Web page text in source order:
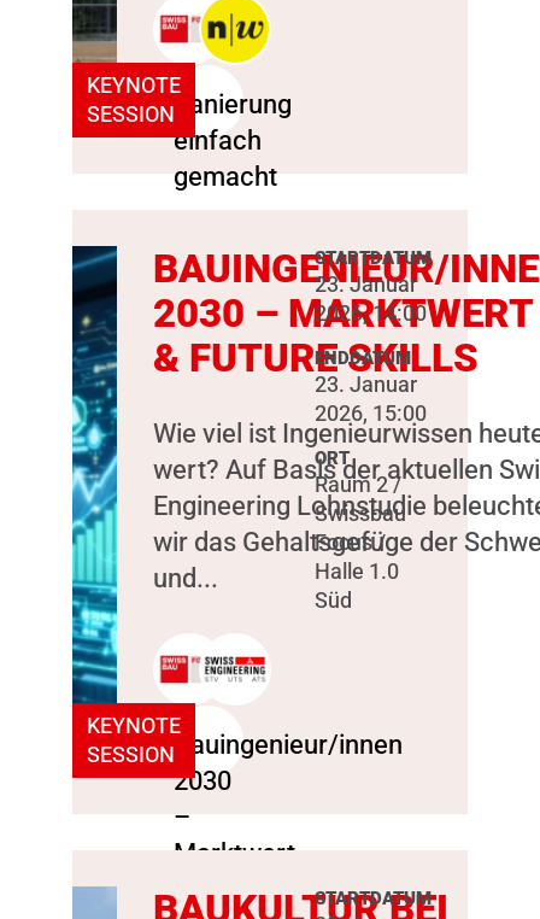
KEYNOTE
SESSION
KEYNOTE
SESSION
BAUINGENIEUR/
2030 – MARKTWERT
& FUTURE SKILLS
Wie viel ist Ingenieurwissen
wert? Auf Basis der aktuellen
Engineering Lohnstudie
wir das Gehaltsgefüge der
und...
STARTDATUM
23. Januar
2026, 14:00
ENDDATUM
23. Januar
2026, 15:00
ORT
Raum 2 /
Swissbau
Focus /
Halle 1.0
Süd
BAUKULTUR BEI
STARTDATUM